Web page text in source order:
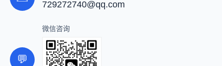
729272740@qq.com
💬
微信咨询